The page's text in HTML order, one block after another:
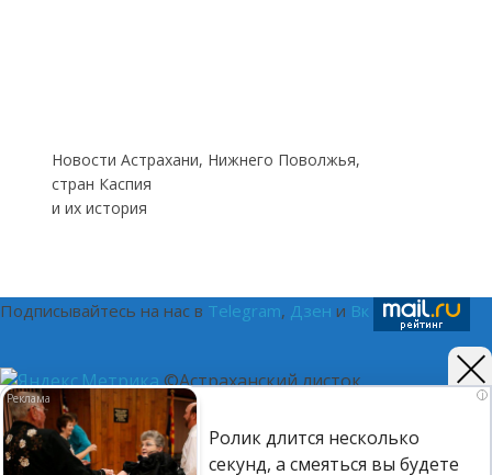
Новости Астрахани, Нижнего Поволжья,
стран Каспия
и их история
i
Ролик длится несколько
секунд, а смеяться вы будете
Подписывайтесь на нас в Telegram, Дзен и Вк
©Астраханский листок.
(16+) Реестровая запись Роскомнадзора ЭЛ № ФС 77 - 75401
от 12.04.2019. Главный редактор Путилина Ирина